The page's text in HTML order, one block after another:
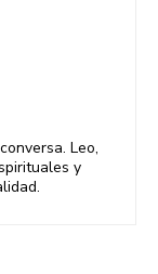
Leo,
y